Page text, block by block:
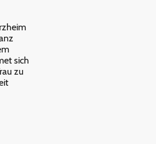
sich
zu